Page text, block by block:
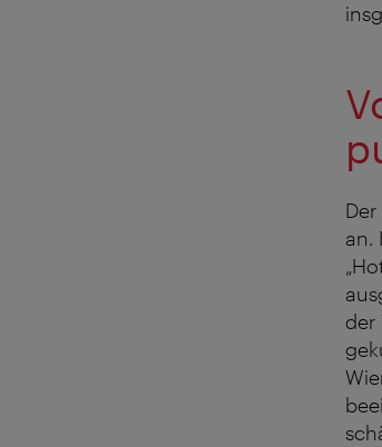
an.
der